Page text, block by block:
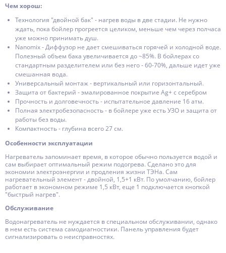
Чем хорош:
Технология "двойной бак" - нагрев воды в две стадии. Не нужно
ждать, пока бойлер прогреется целиком, меньше чем через полчаса
уже можно принимать душ.
Nanomix - Диффузор не дает смешиваться горячей и холодной воде.
Полезный объем бака увеличивается до ~85%. В бойлерах со
стандартным разделителем или без него - 60-70%, дальше идет уже
смешанная вода.
Универсальный монтаж - вертикальный или горизонтальный.
Защита от бактерий - эмалированное покрытие Ag+ с серебром
Прочность и долговечность - испытательное давление 16 атм.
Полная электробезопасность - в бойлере уже есть УЗО и защита от
работы без воды.
Компактность - глубина всего 27 см.
Особенности эксплуатации
Нагреватель запоминает время, в которое обычно пользуется водой и
сам выбирает оптимальный режим подогрева. Сделано это для
экономии электроэнергии и продления жизни ТЭНа. Сам
нагревательный элемент - двойной, 1,5+1 кВт. По умолчанию, бойлер
работает в экономном режиме 1,5 кВт, еще 1 подключается кнопкой
"быстрый нагрев".
Обслуживание
Водонагреватель не нуждается в специальном обслуживании, однако
в нем есть система самодиагностики. Панель управления будет
сигнализировать о неисправностях.